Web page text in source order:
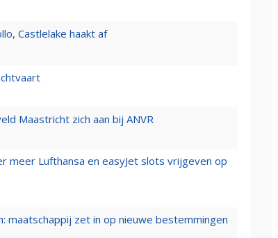
Castlelake haakt af
Maastricht zich aan bij ANVR
meer Lufthansa en easyJet slots vrijgeven op
maatschappij zet in op nieuwe bestemmingen